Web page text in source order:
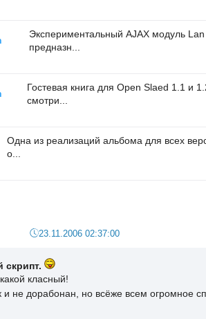
Экспериментальный AJAX модуль
предназн...
Гостевая книга для Open Slaed 1.1 и
смотри...
Одна из реализаций альбома для всех
о...
23.11.2006 02:37:00
скрипт.
класный!
и не дорабонан, но всёже всем огромное